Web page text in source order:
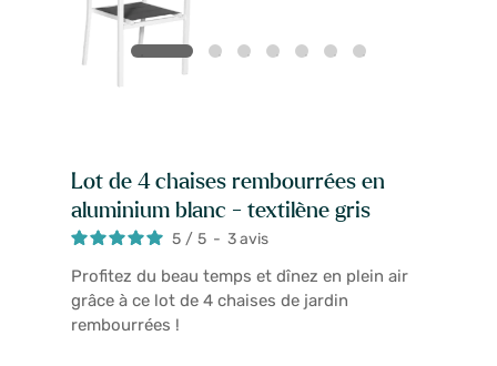
Lot de 4 chaises rembourrées en
aluminium blanc - textilène gris
5 / 5 - 3avis
Profitez du beau temps et dînez en plein air
grâce à ce lot de 4 chaises de jardin
rembourrées !